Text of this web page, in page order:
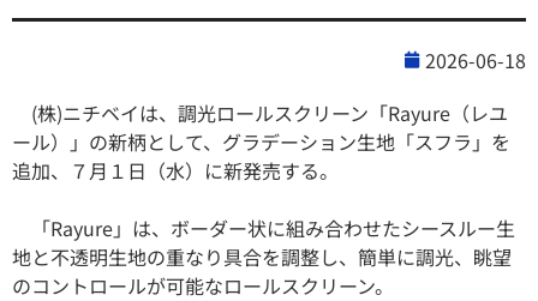
2026-06-18
(株)ニチベイは、調光ロールスクリーン「Rayure（レユ
ール）」の新柄として、グラデーション生地「スフラ」を
追加、７月１日（水）に新発売する。
「Rayure」は、ボーダー状に組み合わせたシースルー生
地と不透明生地の重なり具合を調整し、簡単に調光、眺望
のコントロールが可能なロールスクリーン。